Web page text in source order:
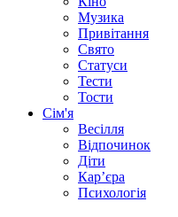
Музика
Привітання
Свято
Статуси
Тести
Тости
Сім'я
Весілля
Відпочинок
Діти
Кар’єра
Психологія